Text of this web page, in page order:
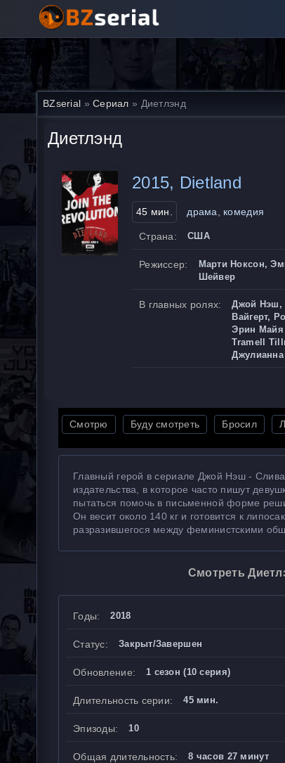
BZserial »Сериал » Диетлэнд
Диетлэнд
2015, Dietland
45 мин. драма, комедия
Страна: США
Режиссер:
Марти Ноксон,
Шейвер
В главных ролях:
Джой Нэш,
Вайгерт,
Эрин Майя
Tramell
Смотрю Буду смотреть Бросил
Главный герой в сериале Джой Нэш - Слива
издательства, в которое часто пишут
пытаться помочь в письменной форме
Он весит около 140 кг и готовится к
разразившегося между феминистскими
Смотреть
Годы: 2018
Статус: Закрыт/Завершен
Обновление: 1 сезон (10 серия)
Длительность серии: 45 мин.
Эпизоды: 10
Общая длительность: 8 часов 27 минут